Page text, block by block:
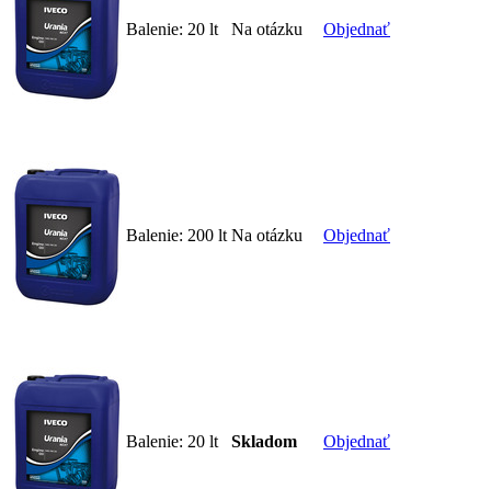
Balenie: 20 lt Na otázku Objednať
Balenie: 200 lt Na otázku Objednať
Balenie: 20 lt Skladom Objednať